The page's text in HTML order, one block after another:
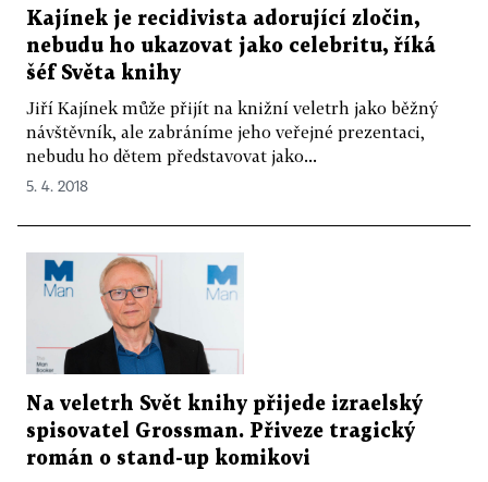
Kajínek je recidivista adorující zločin,
nebudu ho ukazovat jako celebritu, říká
šéf Světa knihy
Jiří Kajínek může přijít na knižní veletrh jako běžný
návštěvník, ale zabráníme jeho veřejné prezentaci,
nebudu ho dětem představovat jako...
5. 4. 2018
Na veletrh Svět knihy přijede izraelský
spisovatel Grossman. Přiveze tragický
román o stand-up komikovi